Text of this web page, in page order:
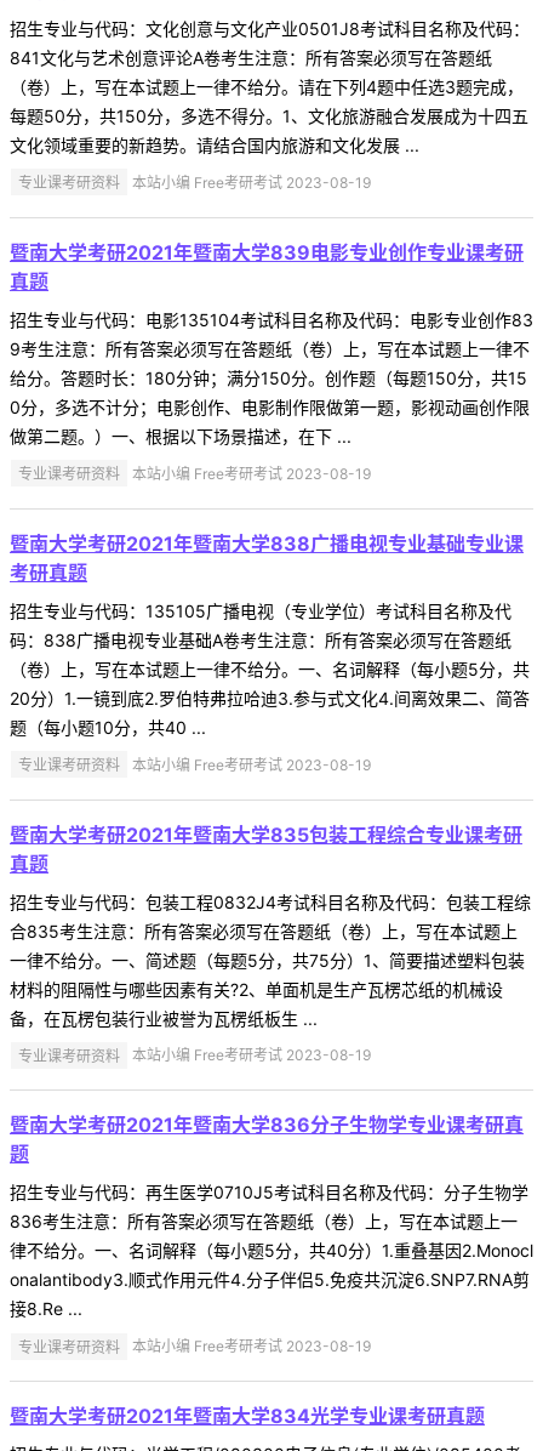
招生专业与代码：文化创意与文化产业0501J8考试科目名称及代码：
841文化与艺术创意评论A卷考生注意：所有答案必须写在答题纸
（卷）上，写在本试题上一律不给分。请在下列4题中任选3题完成，
每题50分，共150分，多选不得分。1、文化旅游融合发展成为十四五
文化领域重要的新趋势。请结合国内旅游和文化发展 ...
专业课考研资料 本站小编 Free考研考试 2023-08-19
暨南大学考研2021年暨南大学839电影专业创作专业课考研
真题
招生专业与代码：电影135104考试科目名称及代码：电影专业创作83
9考生注意：所有答案必须写在答题纸（卷）上，写在本试题上一律不
给分。答题时长：180分钟；满分150分。创作题（每题150分，共15
0分，多选不计分；电影创作、电影制作限做第一题，影视动画创作限
做第二题。）一、根据以下场景描述，在下 ...
专业课考研资料 本站小编 Free考研考试 2023-08-19
暨南大学考研2021年暨南大学838广播电视专业基础专业课
考研真题
招生专业与代码：135105广播电视（专业学位）考试科目名称及代
码：838广播电视专业基础A卷考生注意：所有答案必须写在答题纸
（卷）上，写在本试题上一律不给分。一、名词解释（每小题5分，共
20分）1.一镜到底2.罗伯特弗拉哈迪3.参与式文化4.间离效果二、简答
题（每小题10分，共40 ...
专业课考研资料 本站小编 Free考研考试 2023-08-19
暨南大学考研2021年暨南大学835包装工程综合专业课考研
真题
招生专业与代码：包装工程0832J4考试科目名称及代码：包装工程综
合835考生注意：所有答案必须写在答题纸（卷）上，写在本试题上
一律不给分。一、简述题（每题5分，共75分）1、简要描述塑料包装
材料的阻隔性与哪些因素有关?2、单面机是生产瓦楞芯纸的机械设
备，在瓦楞包装行业被誉为瓦楞纸板生 ...
专业课考研资料 本站小编 Free考研考试 2023-08-19
暨南大学考研2021年暨南大学836分子生物学专业课考研真
题
招生专业与代码：再生医学0710J5考试科目名称及代码：分子生物学
836考生注意：所有答案必须写在答题纸（卷）上，写在本试题上一
律不给分。一、名词解释（每小题5分，共40分）1.重叠基因2.Monocl
onalantibody3.顺式作用元件4.分子伴侣5.免疫共沉淀6.SNP7.RNA剪
接8.Re ...
专业课考研资料 本站小编 Free考研考试 2023-08-19
暨南大学考研2021年暨南大学834光学专业课考研真题